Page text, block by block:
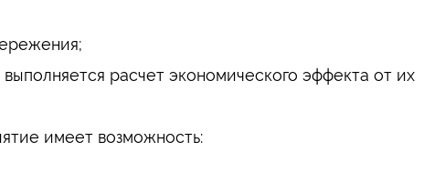
расчет экономического эффекта от их
имеет возможность: